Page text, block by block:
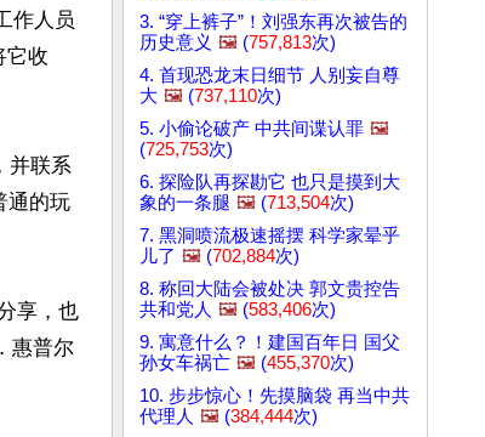
作人员
它收
并联系
通的玩
享，也
惠普尔
3. “穿上裤子”！刘强东再次被告的
历史意义 🖼️ (757,813次)
4. 首现恐龙末日细节 人别妄自尊
大 🖼️ (737,110次)
5. 小偷论破产 中共间谍认罪 🖼️
(725,753次)
6. 探险队再探勘它 也只是摸到大
象的一条腿 🖼️ (713,504次)
7. 黑洞喷流极速摇摆 科学家晕乎
儿了 🖼️ (702,884次)
8. 称回大陆会被处决 郭文贵控告
共和党人 🖼️ (583,406次)
9. 寓意什么？！建国百年日 国父
孙女车祸亡 🖼️ (455,370次)
10. 步步惊心！先摸脑袋 再当中共
代理人 🖼️ (384,444次)